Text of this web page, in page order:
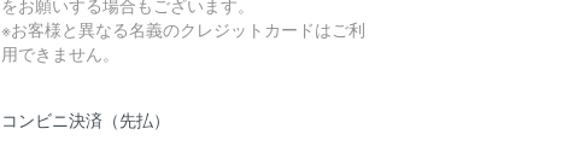
※お客様と異なる名義のクレジットカードはご利
用できません。
コンビニ決済（先払）